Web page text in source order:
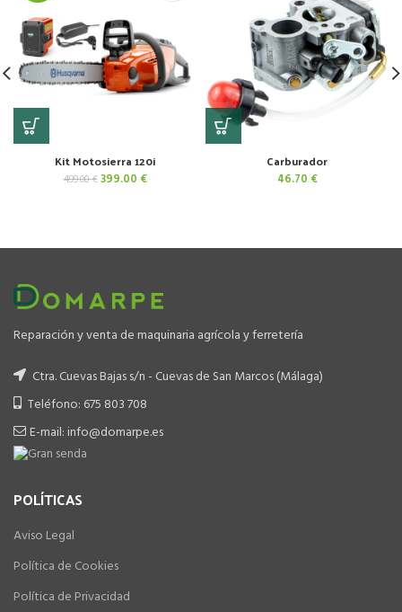
Kit Motosierra 120i
499.00€El
399.00 €El
Carburador
46.70 €
Reparación y venta de maquinaria agrícola y ferretería
Ctra. Cuevas Bajas s/n - Cuevas de San Marcos (Málaga)
Teléfono: 675 803 708
E-mail: info@domarpe.es
POLÍTICAS
Aviso Legal
Política de Cookies
Política de Privacidad